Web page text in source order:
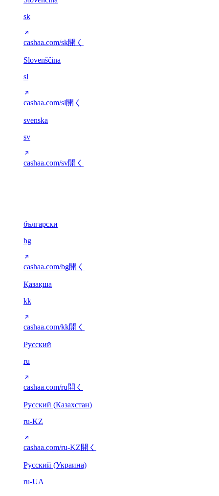
sk
cashaa.com/sk開く
Slovenščina
sl
cashaa.com/sl開く
svenska
sv
cashaa.com/sv開く
български
bg
cashaa.com/bg開く
Қазақша
kk
cashaa.com/kk開く
Русский
ru
cashaa.com/ru開く
Русский (Казахстан)
ru-KZ
cashaa.com/ru-KZ開く
Русский (Украина)
ru-UA